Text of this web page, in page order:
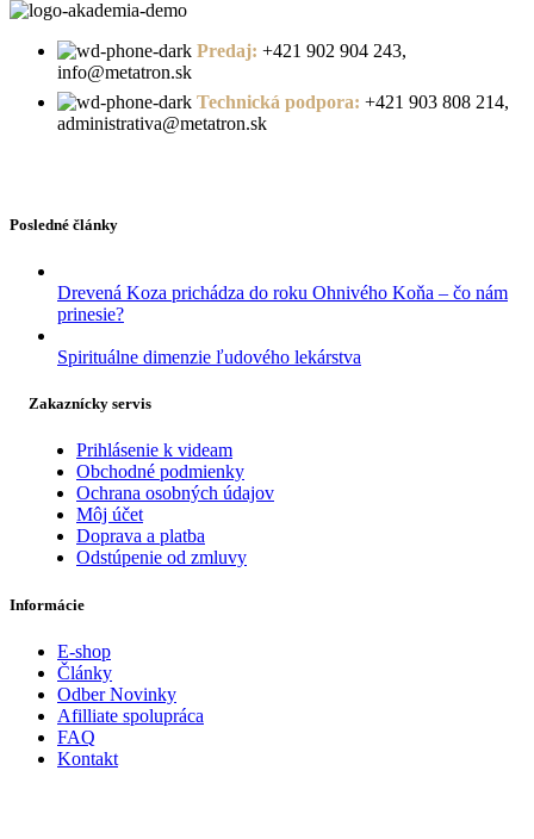
Predaj: +421 902 904 243,
info@metatron.sk
Technická podpora: +421 903 808 214,
administrativa@metatron.sk
Posledné články
Drevená Koza prichádza do roku Ohnivého Koňa – čo nám
prinesie?
Spirituálne dimenzie ľudového lekárstva
Zakaznícky servis
Prihlásenie k videam
Obchodné podmienky
Ochrana osobných údajov
Môj účet
Doprava a platba
Odstúpenie od zmluvy
Informácie
E-shop
Články
Odber Novinky
Afilliate spolupráca
FAQ
Kontakt